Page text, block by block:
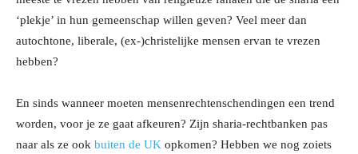
‘plekje’ in hun gemeenschap willen geven? Veel meer dan
autochtone, liberale, (ex-)christelijke mensen ervan te vrezen
hebben?
En sinds wanneer moeten mensenrechtenschendingen een trend
worden, voor je ze gaat afkeuren? Zijn sharia-rechtbanken pas
naar als ze ook buiten de UK opkomen? Hebben we nog zoiets